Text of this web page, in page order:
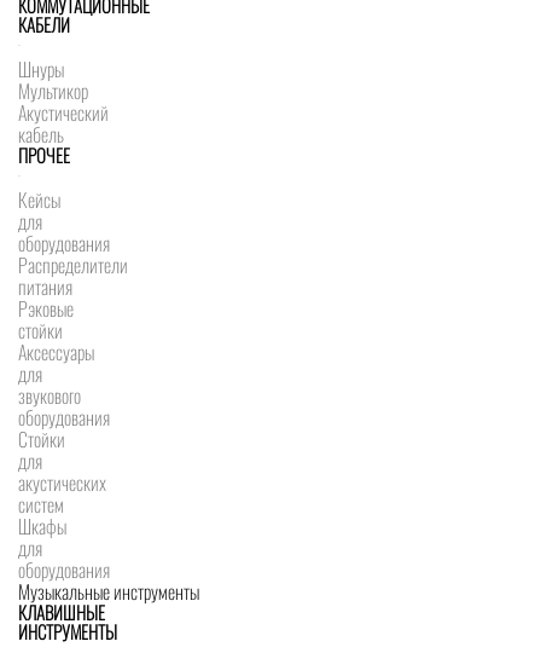
КАБЕЛИ
Шнуры
Мультикор
Акустический
кабель
ПРОЧЕЕ
Кейсы
для
оборудования
Распределители
питания
Рэковые
стойки
Аксессуары
для
звукового
оборудования
Стойки
для
акустических
систем
Шкафы
для
оборудования
Музыкальные инструменты
КЛАВИШНЫЕ
ИНСТРУМЕНТЫ